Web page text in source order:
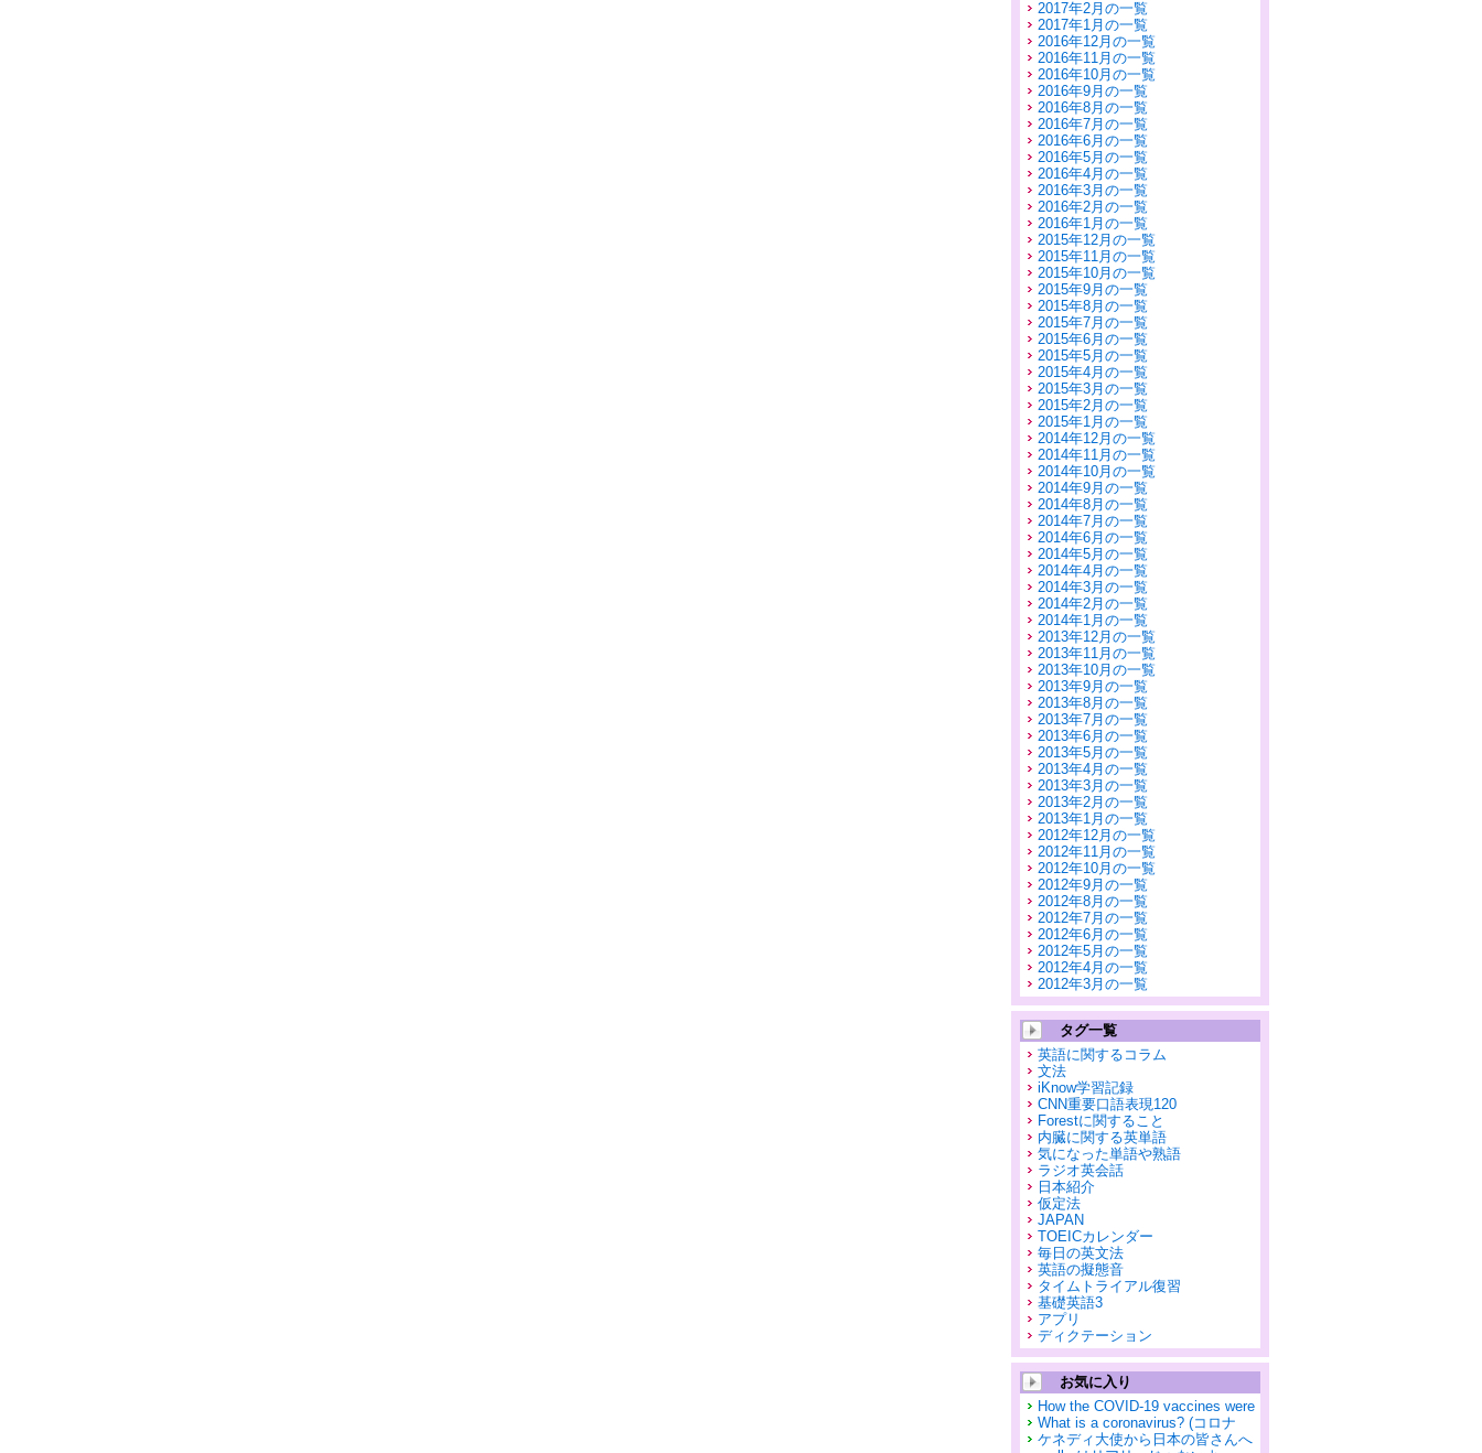
2017年2月の一覧
2017年1月の一覧
2016年12月の一覧
2016年11月の一覧
2016年10月の一覧
2016年9月の一覧
2016年8月の一覧
2016年7月の一覧
2016年6月の一覧
2016年5月の一覧
2016年4月の一覧
2016年3月の一覧
2016年2月の一覧
2016年1月の一覧
2015年12月の一覧
2015年11月の一覧
2015年10月の一覧
2015年9月の一覧
2015年8月の一覧
2015年7月の一覧
2015年6月の一覧
2015年5月の一覧
2015年4月の一覧
2015年3月の一覧
2015年2月の一覧
2015年1月の一覧
2014年12月の一覧
2014年11月の一覧
2014年10月の一覧
2014年9月の一覧
2014年8月の一覧
2014年7月の一覧
2014年6月の一覧
2014年5月の一覧
2014年4月の一覧
2014年3月の一覧
2014年2月の一覧
2014年1月の一覧
2013年12月の一覧
2013年11月の一覧
2013年10月の一覧
2013年9月の一覧
2013年8月の一覧
2013年7月の一覧
2013年6月の一覧
2013年5月の一覧
2013年4月の一覧
2013年3月の一覧
2013年2月の一覧
2013年1月の一覧
2012年12月の一覧
2012年11月の一覧
2012年10月の一覧
2012年9月の一覧
2012年8月の一覧
2012年7月の一覧
2012年6月の一覧
2012年5月の一覧
2012年4月の一覧
2012年3月の一覧
タグ一覧
英語に関するコラム
文法
iKnow学習記録
CNN重要口語表現120
Forestに関すること
内臓に関する英単語
気になった単語や熟語
ラジオ英会話
日本紹介
仮定法
JAPAN
TOEICカレンダー
毎日の英文法
英語の擬態音
タイムトライアル復習
基礎英語3
アプリ
ディクテーション
お気に入り
How the COVID-19 vaccines were
What is a coronavirus? (コロナ
ケネディ大使から日本の皆さんへ